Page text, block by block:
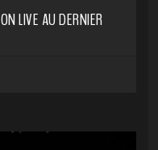
LIVE AU DERNIER